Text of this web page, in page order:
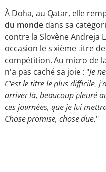
À Doha, au Qatar, elle
du monde dans sa
contre la Slovène Andreja
occasion le sixième titre
compétition. Au micro de
n'a pas caché sa joie : "Je
C'est le titre le plus difficile,
arriver là, beaucoup pleuré
ces journées, que je lui
Chose promise, chose due."